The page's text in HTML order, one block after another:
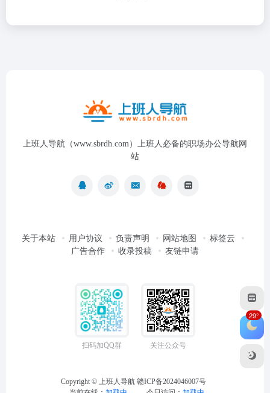
上班人导航（www.sbrdh.com）上班人必备的职场办公导航网
站
关于本站 用户协议 负责声明 网站地图
标签云
广告合作
收录投稿 友链申请
扫码加QQ群 关注公众号
Copyright © 上班人导航 赣ICP备2024046007号
29°